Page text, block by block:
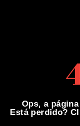
Ops, a
Está perdido?